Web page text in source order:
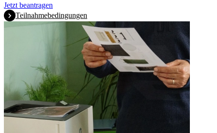
Jetzt beantragen
Teilnahmebedingungen